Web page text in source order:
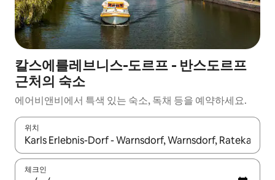
칼스에를레브니스-도르프 - 반스도르프
근처의 숙소
에어비앤비에서 특색 있는 숙소, 독채 등을 예약하세요.
위치
결과가 나오면 위·아래 화살표 키를 사용하거나 터치 또는 스와이
체크인